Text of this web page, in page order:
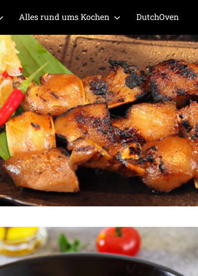
Alles rund ums Kochen DutchOven